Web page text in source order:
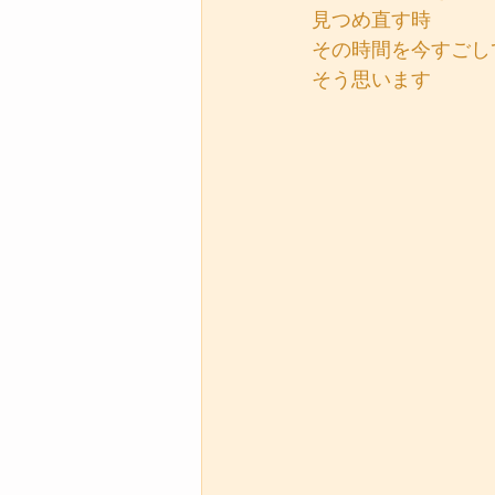
見つめ直す時
その時間を今すご
そう思います